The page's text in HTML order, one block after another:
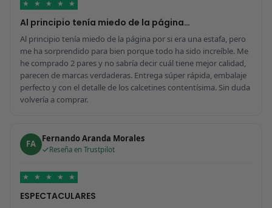
★ ★ ★ ★ ★
Al principio tenía miedo de la página…
Al principio tenía miedo de la página por si era una estafa, pero
me ha sorprendido para bien porque todo ha sido increíble. Me
he comprado 2 pares y no sabría decir cuál tiene mejor calidad,
parecen de marcas verdaderas. Entrega súper rápida, embalaje
perfecto y con el detalle de los calcetines contentísima. Sin duda
volvería a comprar.
FA Fernando Aranda Morales
Reseña en Trustpilot
★ ★ ★ ★ ★
ESPECTACULARES